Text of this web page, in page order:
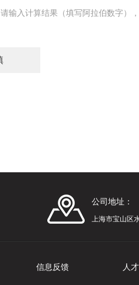
请输入计算结果（填写阿拉伯数字）
公司地址：
上海市宝山区
信息反馈 人